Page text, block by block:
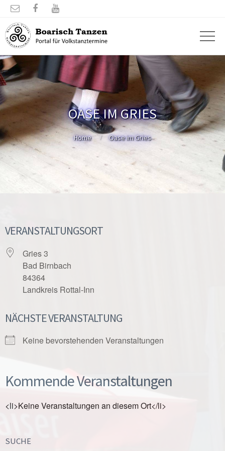
  
OASE IM GRIES
Home Oase im Gries
VERANSTALTUNGSORT
Gries 3
Bad Birnbach
84364
Landkreis Rottal-Inn
NÄCHSTE VERANSTALTUNG
Keine bevorstehenden Veranstaltungen
Kommende Veranstaltungen
<li>Keine Veranstaltungen an diesem Ort</li>
SUCHE